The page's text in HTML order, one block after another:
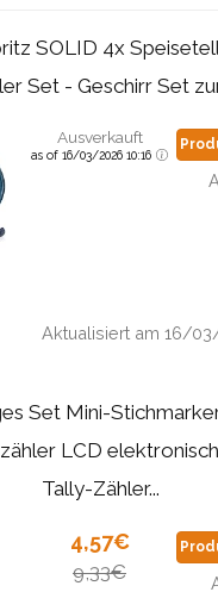
SOLID 4x
Set - Geschirr Set
Ausverkauft
as of 16/03/2026 10:16
Aktualisiert am 16/
Set Mini-
LCD
Tally-Zähler...
4,57€
9,33€